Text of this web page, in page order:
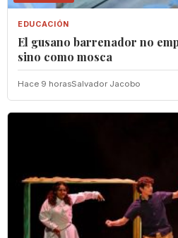
EDUCACIÓN
El gusano barrenador no
sino como mosca
Hace 9 horasSalvador Jacobo